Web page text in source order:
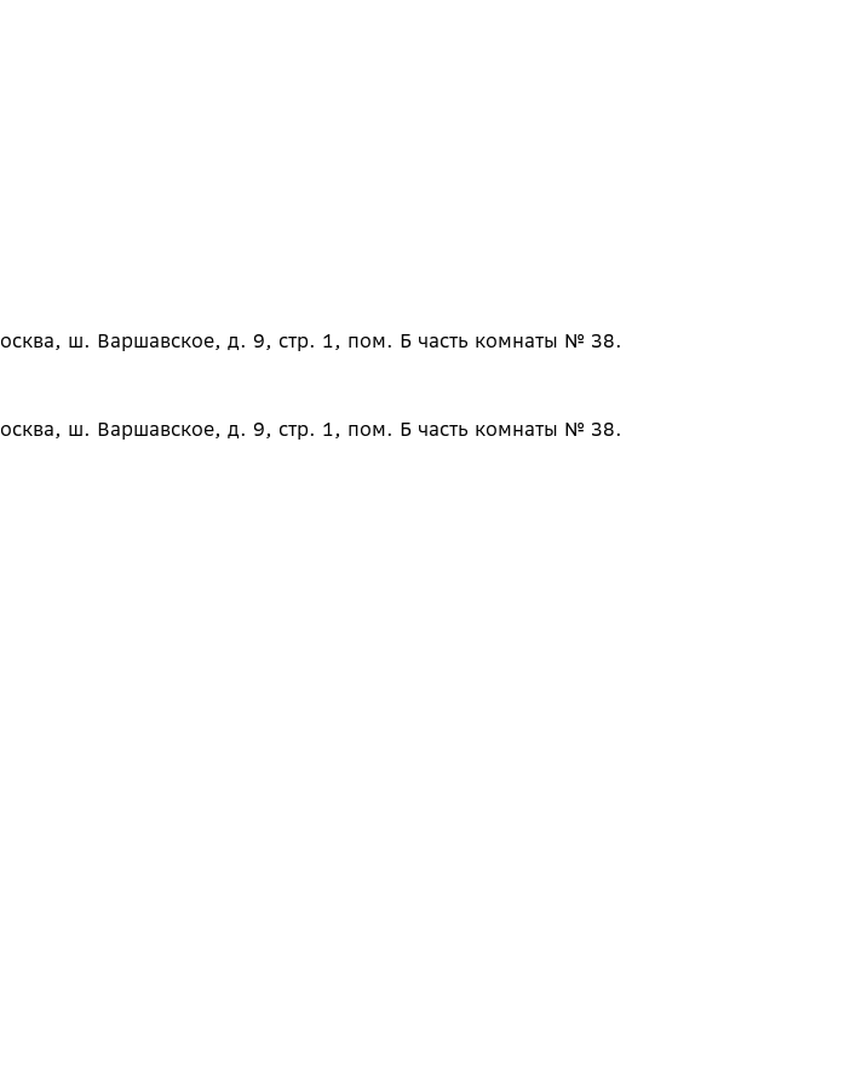
ш. Варшавское, д. 9, стр. 1, пом. Б часть комнаты № 38.
ш. Варшавское, д. 9, стр. 1, пом. Б часть комнаты № 38.